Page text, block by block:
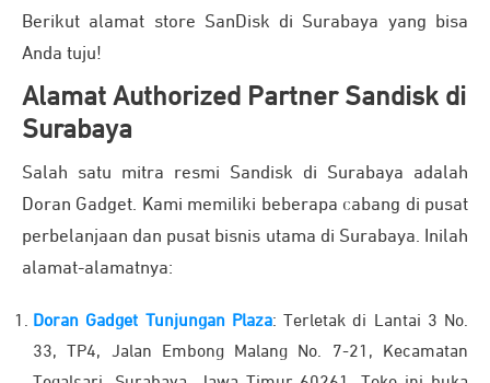
Berikut alamat store SanDisk di Surabaya yang bisa
Anda tuju!
Alamat Authorized Partner Sandisk di
Surabaya
Salah satu mitra resmi Sandisk di Surabaya adalah
Doran Gadget. Kami memiliki beberapa cabang di pusat
perbelanjaan dan pusat bisnis utama di Surabaya. Inilah
alamat-alamatnya:
Doran Gadget Tunjungan Plaza: Terletak di Lantai 3 No.
33, TP4, Jalan Embong Malang No. 7-21, Kecamatan